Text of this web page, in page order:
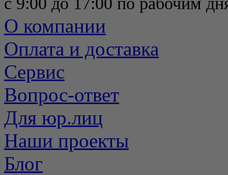
О компании
Оплата и доставка
Сервис
Вопрос-ответ
Для юр.лиц
Наши проекты
Блог